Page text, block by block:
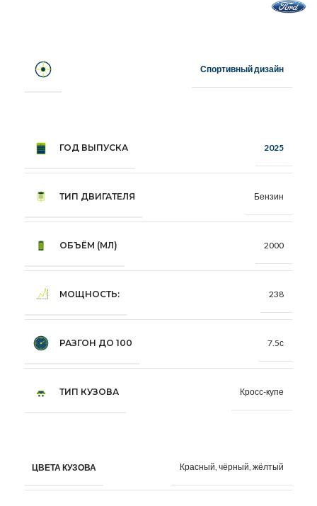
Спортивный дизайн
ГОД ВЫПУСКА 2025
ТИП ДВИГАТЕЛЯ Бензин
ОБЪЁМ (МЛ) 2000
МОЩНОСТЬ: 238
РАЗГОН ДО 100 7.5с
ТИП КУЗОВА Кросс-купе
ЦВЕТА КУЗОВА Красный, чёрный, жёлтый